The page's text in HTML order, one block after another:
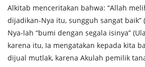
Alkitab menceritakan bahwa: “Allah
dijadikan-Nya itu, sungguh sangat baik”
Nya-lah “bumi dengan segala isinya”
karena itu, Ia mengatakan kepada kita
dijual mutlak, karena Akulah pemilik